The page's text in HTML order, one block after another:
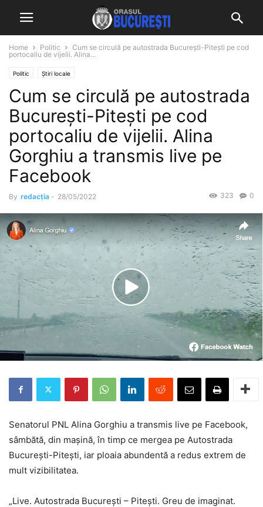
Home Politic
Cum se circulă pe autostrada București-Pitești pe cod
portocaliu de vijelii. Alina...
Politic Știri locale
Cum se circulă pe autostrada
București-Pitești pe cod
portocaliu de vijelii. Alina
Gorghiu a transmis live pe
Facebook
By redacția - 28/05/2022 0
323
Senatorul PNL Alina Gorghiu a transmis live pe Facebook,
sâmbătă, din mașină, în timp ce mergea pe Autostrada
București-Pitești, iar ploaia abundentă a redus extrem de
mult vizibilitatea.
„Live. Autostrada București – Pitești. Greu de imaginat.